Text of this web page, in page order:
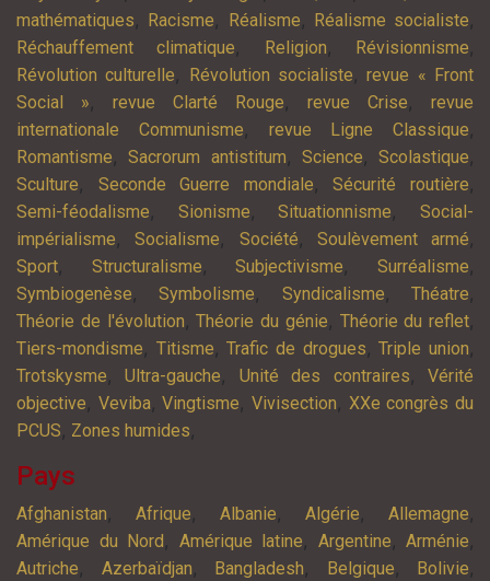
mathématiques, Racisme, Réalisme, Réalisme socialiste,
Réchauffement climatique, Religion, Révisionnisme,
Révolution culturelle, Révolution socialiste,revue « Front
Social », revue Clarté Rouge, revue Crise, revue
internationale Communisme, revue Ligne Classique,
Romantisme,Sacrorum antistitum, Science, Scolastique,
Sculture, Seconde Guerre mondiale,Sécurité routière,
Semi-féodalisme, Sionisme,Situationnisme,Social-
impérialisme,Socialisme, Société, Soulèvement armé,
Sport, Structuralisme,Subjectivisme,Surréalisme,
Symbiogenèse,Symbolisme, Syndicalisme,Théatre,
Théorie de l'évolution,Théorie du génie, Théorie du reflet,
Tiers-mondisme, Titisme,Trafic de drogues,Triple union,
Trotskysme,Ultra-gauche, Unité des contraires,Vérité
objective, Veviba,Vingtisme,Vivisection, XXe congrès du
PCUS, Zones humides,
Pays
Afghanistan, Afrique, Albanie, Algérie, Allemagne,
Amérique du Nord , Amérique latine, Argentine, Arménie,
Autriche, Azerbaïdjan, Bangladesh, Belgique, Bolivie,